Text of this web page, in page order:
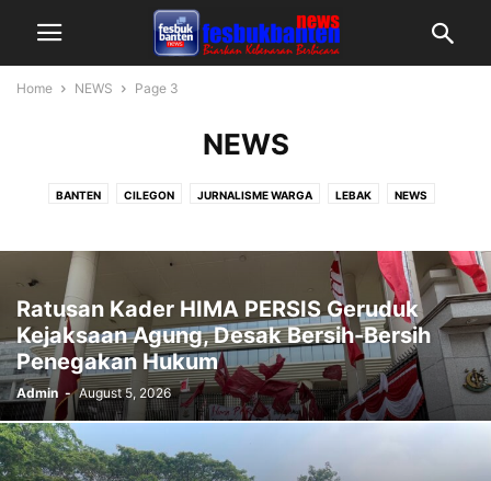
Home NEWS Page 3
NEWS
BANTEN CILEGON JURNALISME WARGA LEBAK NEWS
Ratusan Kader HIMA PERSIS Geruduk
Kejaksaan Agung, Desak Bersih-Bersih
Penegakan Hukum
Admin - August 5, 2026